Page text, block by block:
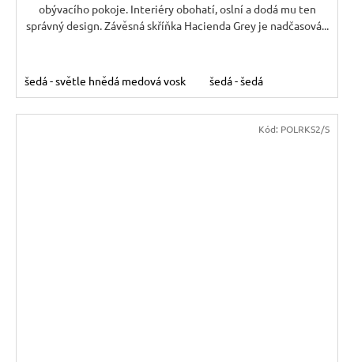
obývacího pokoje. Interiéry obohatí, oslní a dodá mu ten
správný design. Závěsná skříňka Hacienda Grey je nadčasová...
šedá - světle hnědá medová vosk šedá - šedá
Kód: POLRKS2/S